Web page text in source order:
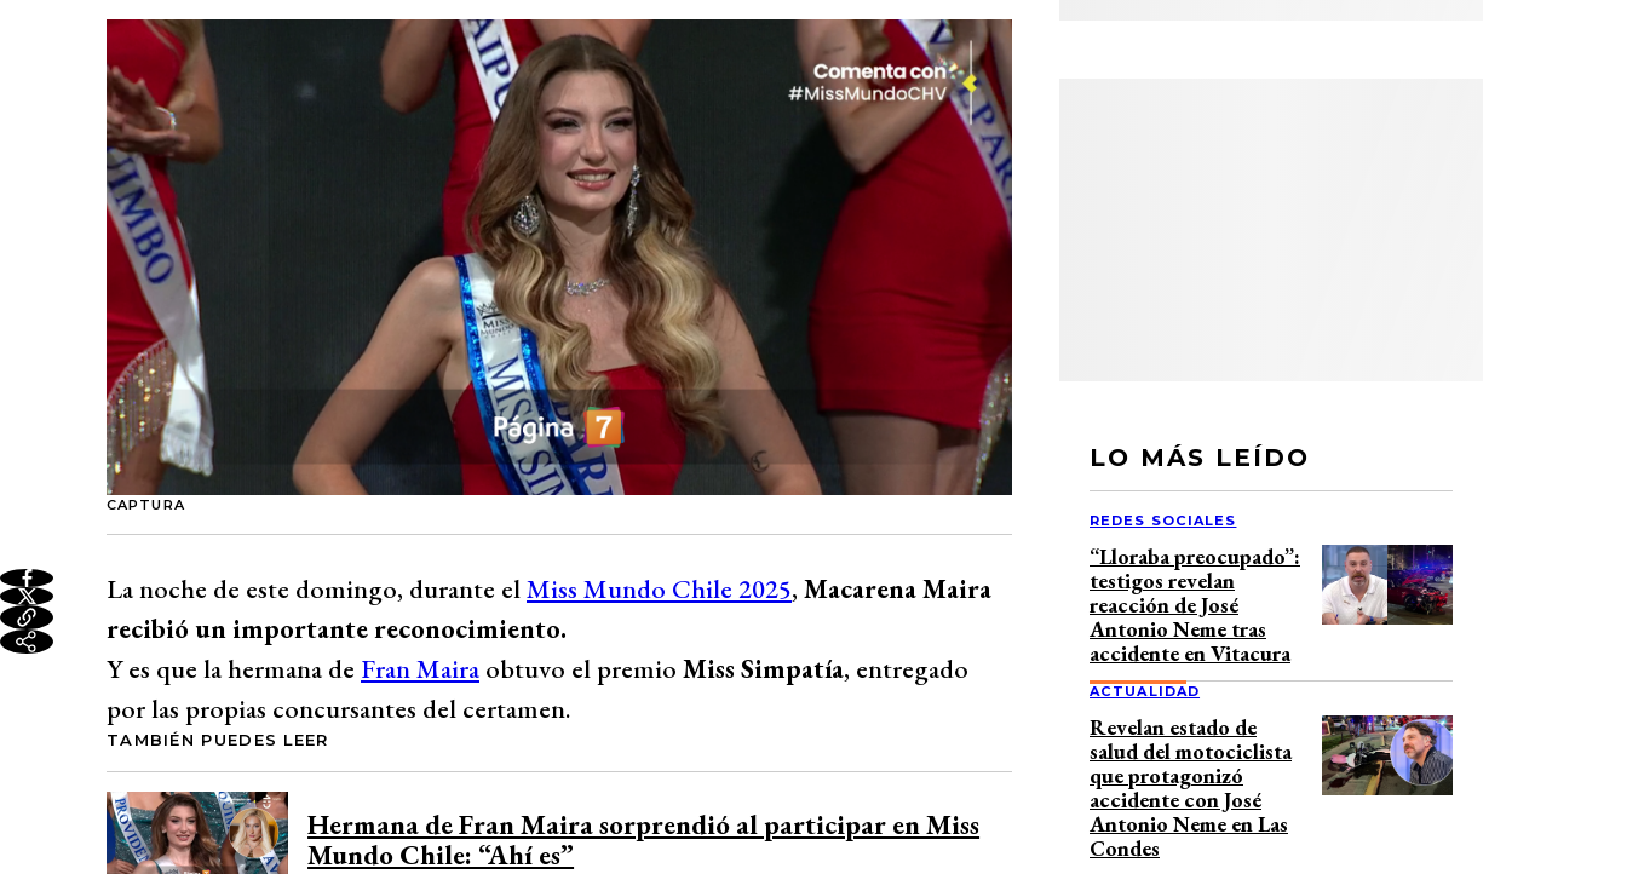
CAPTURA
La noche de este domingo, durante elMiss Mundo Chile 2025, Macarena Maira
recibió un importante reconocimiento.
Y es que la hermana de Fran Maira obtuvo el premio Miss Simpatía, entregado
por las propias concursantes del certamen.
TAMBIÉN PUEDES LEER
Hermana de Fran Maira sorprendió al participar en Miss
Mundo Chile: “Ahí es”
LO MÁS LEÍDO
REDES SOCIALES
“Lloraba preocupado”:
testigos revelan
reacción de José
Antonio Neme tras
accidente en Vitacura
ACTUALIDAD
Revelan estado de
salud del motociclista
que protagonizó
accidente con José
Antonio Neme en Las
Condes